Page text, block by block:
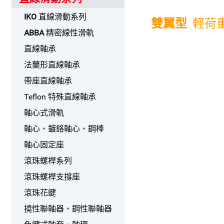
IKO 直線滑動系列
ABBA精密線性滑軌
直線軸承
法蘭形直線軸承
帶座直線軸承
Teflon 特殊直線軸承
軸心式滑軌
軸心、鍍鉻軸心、鋼棒
軸心固定座
滾珠螺桿系列
滾珠螺桿支撐座
滾珠花鍵
撓性聯軸器、鋼性聯軸器
雙翼型 輕荷